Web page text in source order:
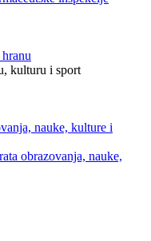
kulturu i sport
nauke, kulture i
obrazovanja, nauke,